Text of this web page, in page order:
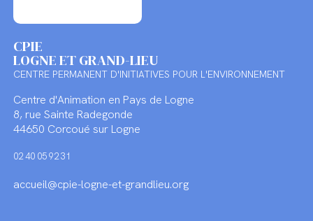
CPIE
LOGNE ET GRAND-LIEU
CENTRE PERMANENT D'INITIATIVES POUR L'ENVIRONNEMENT
Centre d'Animation en Pays de Logne
8, rue Sainte Radegonde
44650 Corcoué sur Logne
02 40 05 92 31
accueil@cpie-logne-et-grandlieu.org